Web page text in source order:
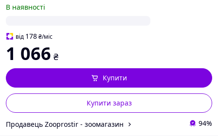
В наявності
від 178₴/міс
1 066 ₴
Купити зараз
Купити
Продавець Zooprostir - зоомагазин 94%